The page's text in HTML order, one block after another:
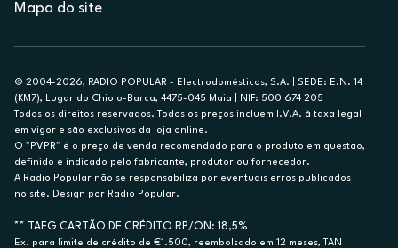
Mapa do site
© 2004-2026, RADIO POPULAR - Electrodomésticos, S.A. | SEDE: E.N. 14
(KM7), Lugar do Chiolo-Barca, 4475-045 Maia | NIF: 500 674 205
Todos os direitos reservados. Todos os preços incluem I.V.A. à taxa legal
em vigor e são exclusivos da loja online.
O "PVPR" é o preço de venda recomendado para o produto em questão,
definido e indicado pelo fabricante, produtor ou fornecedor.
A Radio Popular não se responsabiliza por eventuais erros publicados
no site. Design por Radio Popular.
** TAEG CARTÃO DE CRÉDITO RP/ON: 18,5%
Ex. para limite de crédito de €1.500, reembolsado em 12 meses, TAN